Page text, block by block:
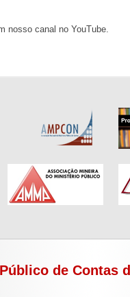
nosso canal no YouTube.
de Contas